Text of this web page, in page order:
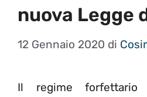
nuova Legge
12 Gennaio 2020 di
Il regime